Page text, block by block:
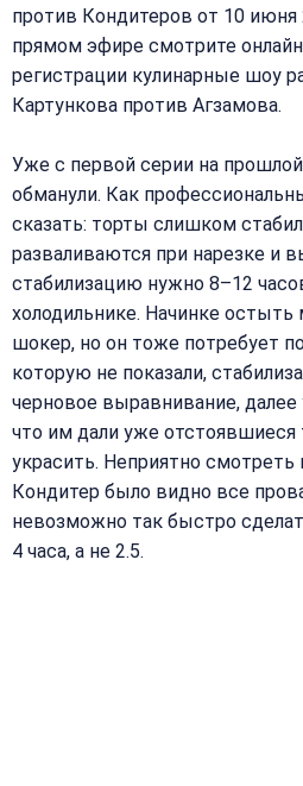
против Кондитеров от 10 июня
прямом эфире смотрите
регистрации кулинарные шоу
Картункова против Агзамова.
Уже с первой серии на
обманули. Как
сказать: торты слишком
разваливаются при нарезке и
стабилизацию нужно 8–12
холодильнике. Начинке остыть
шокер, но он тоже потребует
которую не показали,
черновое выравнивание,
что им дали уже отстоявшиеся
украсить. Неприятно
Кондитер было видно все
невозможно так быстро
4 часа, а не 2.5.